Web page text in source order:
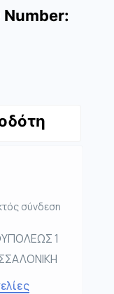
Number:
σύνδεση
1